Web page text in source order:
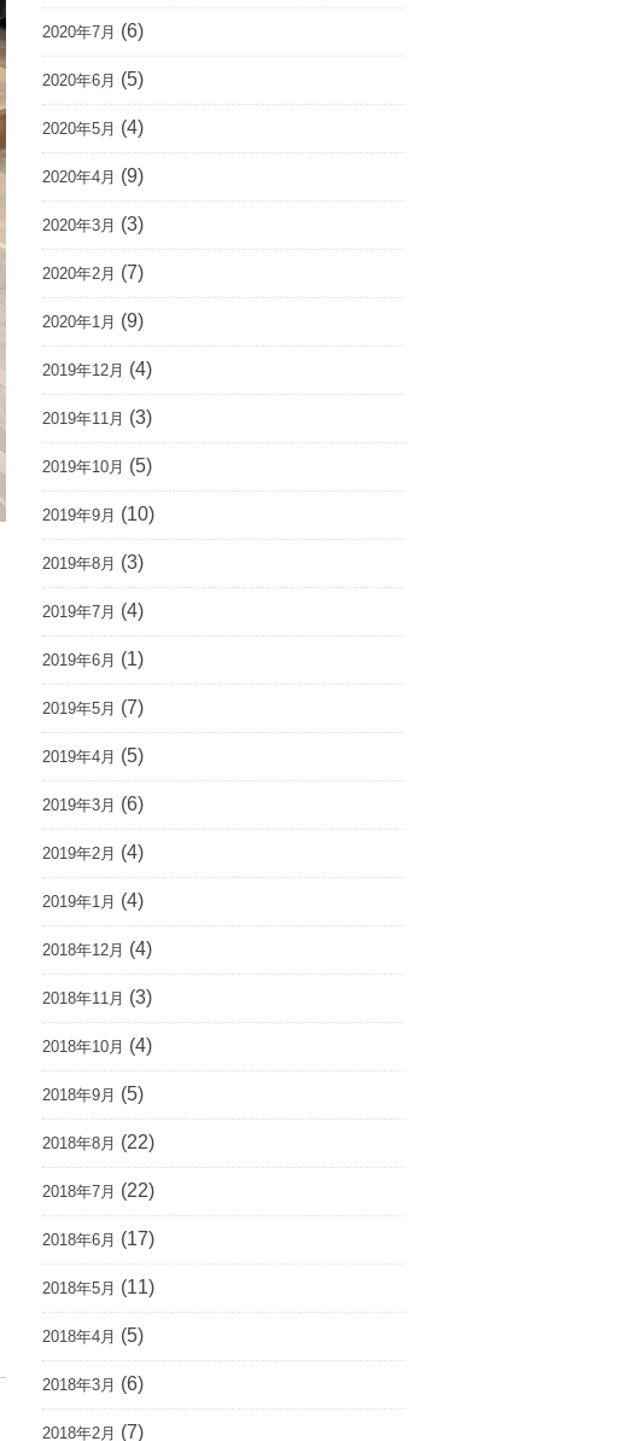
2020年7月 (6)
2020年6月 (5)
2020年5月 (4)
2020年4月 (9)
2020年3月 (3)
2020年2月 (7)
2020年1月 (9)
2019年12月 (4)
2019年11月 (3)
2019年10月 (5)
2019年9月 (10)
2019年8月 (3)
2019年7月 (4)
2019年6月 (1)
2019年5月 (7)
2019年4月 (5)
2019年3月 (6)
2019年2月 (4)
2019年1月 (4)
2018年12月 (4)
2018年11月 (3)
2018年10月 (4)
2018年9月 (5)
2018年8月 (22)
2018年7月 (22)
2018年6月 (17)
2018年5月 (11)
2018年4月 (5)
2018年3月 (6)
2018年2月 (7)